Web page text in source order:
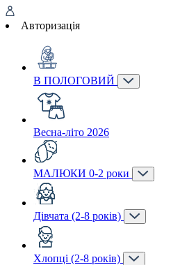
Авторизація
В ПОЛОГОВИЙ
Весна-літо 2026
МАЛЮКИ 0-2 роки
Дівчата (2-8 років)
Хлопці (2-8 років)